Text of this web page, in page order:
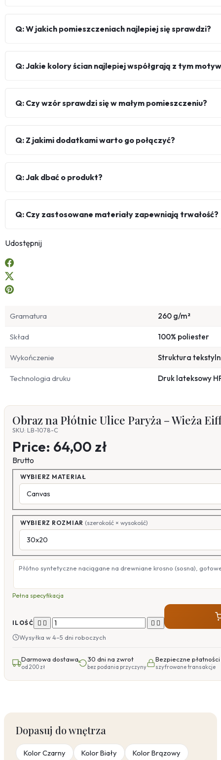
Q: W jakich pomieszczeniach najlepiej się sprawdzi?
Q: Jakie kolory ścian najlepiej współgrają z tym
Q: Czy wzór sprawdzi się w małym pomieszczeniu?
Q: Z jakimi dodatkami warto go połączyć?
Q: Jak dbać o produkt?
Q: Czy zastosowane materiały zapewniają trwałość?
Udostępnij
Gramatura 260 g/m²
Skład 100% poliester
Wykończenie Struktura
Technologia druku Druk lateksowy
Obraz na Płótnie Ulice Paryża – Wieża
SKU: LB-1078-C
Price: 64,00 zł
Brutto
WYBIERZ MATERIAŁ
WYBIERZ ROZMIAR (szerokość × wysokość)
Płótno syntetyczne naciągane na drewniane krosno (sosna),
Pełna specyfikacja
ILOŚĆ    
Wysyłka w 4–5 dni roboczych
Darmowa dostawa
od 200 zł
30 dni na zwrot
bez podania przyczyny
Bezpieczne płatności
szyfrowane transakcje
Dopasuj do wnętrza
Kolor Czarny Kolor Biały Kolor Brązowy